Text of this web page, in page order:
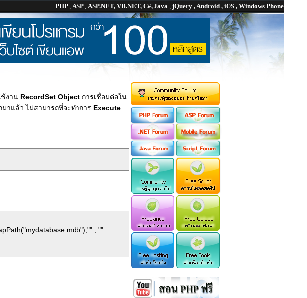
PHP, ASP, ASP.NET, VB.NET, C#, Java , jQuery , Android , iOS , Windows Phone
ช้งาน RecordSet Object การเชื่อมต่อใน
าแล้ว ไม่สามารถที่จะทำการ Execute
, ""